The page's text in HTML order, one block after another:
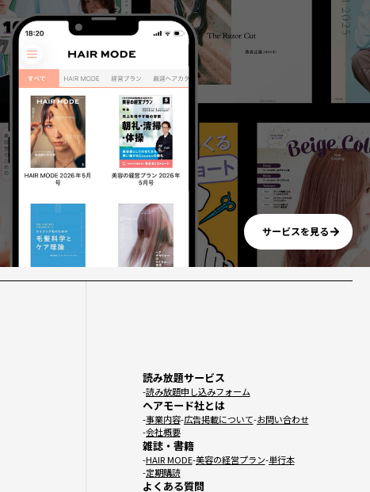
サービスを見る
読み放題サービス
読み放題申し込みフォーム
ヘアモード社とは
事業内容 広告掲載について お問い合わせ
会社概要
雑誌・書籍
HAIR MODE 美容の経営プラン 単行本
定期購読
よくある質問